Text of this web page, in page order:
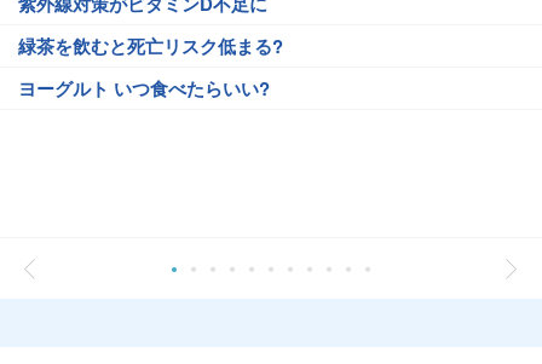
緑茶を飲むと死亡リスク低まる?
ヨーグルト いつ食べたらいい?